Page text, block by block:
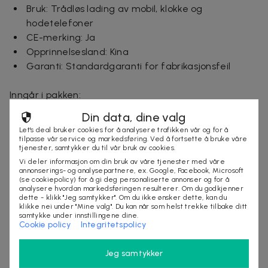
Bruk: Trådløs lading av mobil, klokke og
hodetelefoner
CE-merking: Ja
Opprinnelsesland: Kina
Garanti: Standardgaranti for fabrikasjonsfeil
Inngår i pakken:
1 stk trådløs ladestasjon
Leveringstid: 2-6 arbeidsdager
Selges av
Nordmagasinet.com
Organisasjonsnummer :556905-5238
KJØP
Din data, dine valg
Let's deal bruker cookies for å analysere trafikken vår og for å
tilpasse vår service og markedsføring. Ved å fortsette å bruke våre
tjenester, samtykker du til vår bruk av cookies.
Vi deler informasjon om din bruk av våre tjenester med våre
annonserings- og analysepartnere, ex. Google, Facebook, Microsoft
(se cookiepolicy) for å gi deg personaliserte annonser og for å
analysere hvordan markedsføringen resulterer. Om du godkjenner
dette - klikk "Jeg samtykker". Om du ikke ønsker dette, kan du
klikke nei under "Mine valg". Du kan når som helst trekke tilbake ditt
samtykke under innstillingene dine.
Cookie policy Integritetspolicy
Jeg samtykker